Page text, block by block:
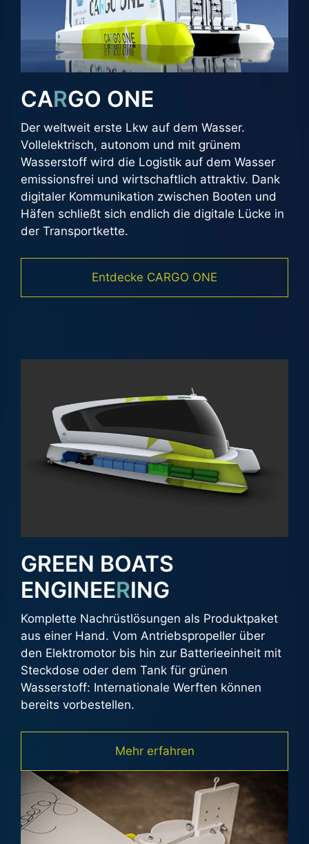
CARGO ONE
Der weltweit erste Lkw auf dem Wasser.
Vollelektrisch, autonom und mit grünem
Wasserstoff wird die Logistik auf dem Wasser
emissionsfrei und wirtschaftlich attraktiv. Dank
digitaler Kommunikation zwischen Booten und
Häfen schließt sich endlich die digitale Lücke in
der Transportkette.
Entdecke CARGO ONE
GREEN BOATS
ENGINEERING
Komplette Nachrüstlösungen als Produktpaket
aus einer Hand. Vom Antriebspropeller über
den Elektromotor bis hin zur Batterieeinheit mit
Steckdose oder dem Tank für grünen
Wasserstoff: Internationale Werften können
bereits vorbestellen.
Mehr erfahren